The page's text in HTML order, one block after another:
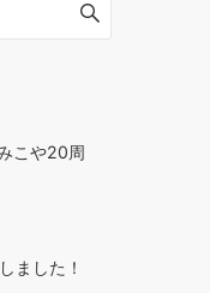
こや20周
ました！